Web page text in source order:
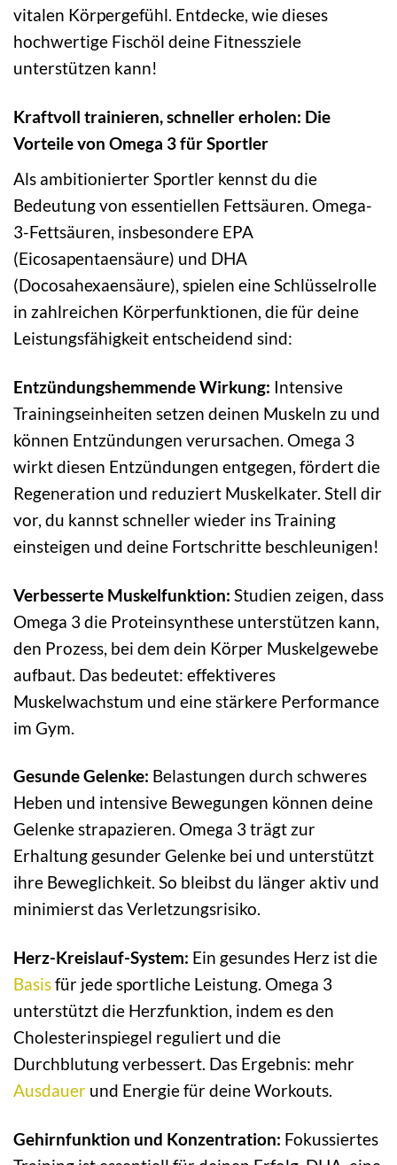
vitalen Körpergefühl. Entdecke, wie dieses
hochwertige Fischöl deine Fitnessziele
unterstützen kann!
Kraftvoll trainieren, schneller erholen: Die
Vorteile von Omega 3 für Sportler
Als ambitionierter Sportler kennst du die
Bedeutung von essentiellen Fettsäuren. Omega-
3-Fettsäuren, insbesondere EPA
(Eicosapentaensäure) und DHA
(Docosahexaensäure), spielen eine Schlüsselrolle
in zahlreichen Körperfunktionen, die für deine
Leistungsfähigkeit entscheidend sind:
Entzündungshemmende Wirkung: Intensive
Trainingseinheiten setzen deinen Muskeln zu und
können Entzündungen verursachen. Omega 3
wirkt diesen Entzündungen entgegen, fördert die
Regeneration und reduziert Muskelkater. Stell dir
vor, du kannst schneller wieder ins Training
einsteigen und deine Fortschritte beschleunigen!
Verbesserte Muskelfunktion: Studien zeigen, dass
Omega 3 die Proteinsynthese unterstützen kann,
den Prozess, bei dem dein Körper Muskelgewebe
aufbaut. Das bedeutet: effektiveres
Muskelwachstum und eine stärkere Performance
im Gym.
Gesunde Gelenke: Belastungen durch schweres
Heben und intensive Bewegungen können deine
Gelenke strapazieren. Omega 3 trägt zur
Erhaltung gesunder Gelenke bei und unterstützt
ihre Beweglichkeit. So bleibst du länger aktiv und
minimierst das Verletzungsrisiko.
Herz-Kreislauf-System: Ein gesundes Herz ist die
Basisfür jede sportliche Leistung. Omega 3
unterstützt die Herzfunktion, indem es den
Cholesterinspiegel reguliert und die
Durchblutung verbessert. Das Ergebnis: mehr
Ausdauer und Energie für deine Workouts.
Gehirnfunktion und Konzentration: Fokussiertes